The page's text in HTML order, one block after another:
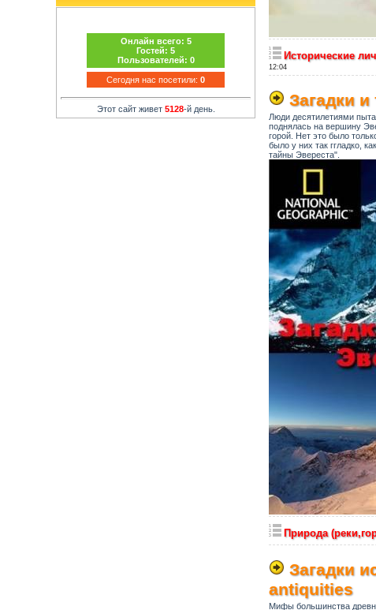
Онлайн всего: 5
Гостей: 5
Пользователей: 0
Сегодня нас посетили: 0
Этот сайт живет 5128-й день.
Исторические
12:04
Загадки
Люди десятилетиями
поднялась на вершину
горой. Нет это было
было у них так ггладко,
тайны Эвереста".
Природа
Загадки
antiquities
Мифы большинства